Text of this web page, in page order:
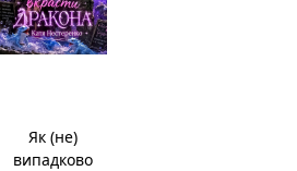
Як (не)
випадково